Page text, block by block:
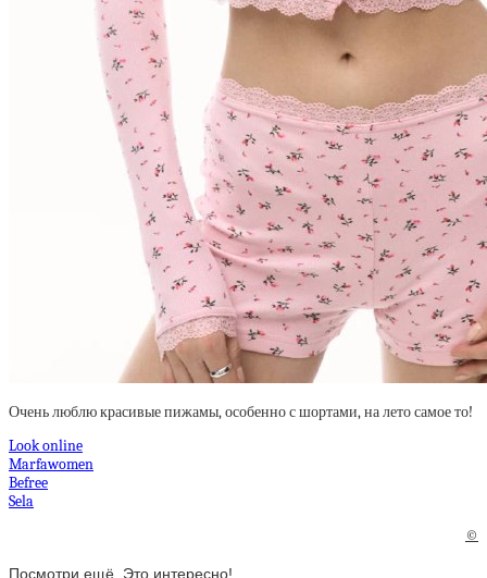
Очень люблю красивые пижамы, особенно с шортами, на лето самое то!
Look online
Marfawomen
Befree
Sela
©
Посмотри ещё. Это интересно!